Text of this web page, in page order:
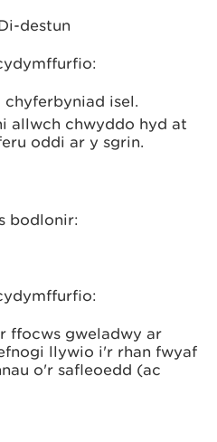
destun
chyferbyniad isel.
allwch chwyddo hyd at
oddi ar y sgrin.
bodlonir:
ffocws gweladwy ar
llywio i'r rhan fwyaf
o'r safleoedd (ac